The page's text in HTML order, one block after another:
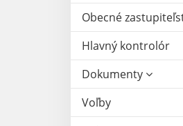
Obecné
Hlavný kontrolór
Dokumenty
Voľby